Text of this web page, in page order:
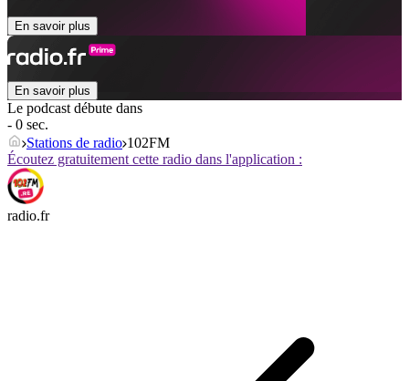
En savoir plus
En savoir plus
Le podcast débute dans
- 0 sec.
Stations de radio 102FM
Écoutez gratuitement cette radio dans l'application :
radio.fr